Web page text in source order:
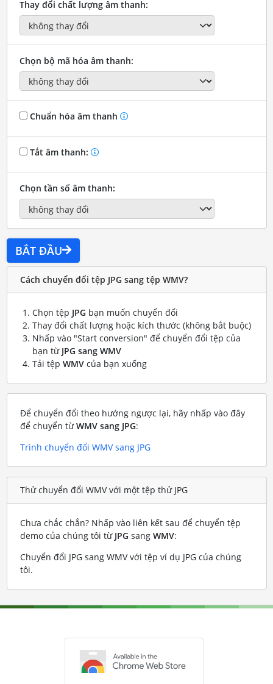
Thay đổi chất lượng âm thanh:
Chọn bộ mã hóa âm thanh:
Chuẩn hóa âm thanh
Tắt âm thanh:
Chọn tần số âm thanh:
BẮT ĐẦU
Cách chuyển đổi tệp JPG sang tệp WMV?
Chọn tệp JPG bạn muốn chuyển đổi
Thay đổi chất lượng hoặc kích thước (không bắt buộc)
Nhấp vào "Start conversion" để chuyển đổi tệp của
bạn từ JPG sang WMV
Tải tệp WMVcủa bạn xuống
Để chuyển đổi theo hướng ngược lại, hãy nhấp vào đây
để chuyển từWMV sang JPG:
Trình chuyển đổi WMV sang JPG
Thử chuyển đổi WMV với một tệp thử JPG
Chưa chắc chắn? Nhấp vào liên kết sau để chuyển tệp
demo của chúng tôi từ JPG sang WMV:
Chuyển đổi JPG sang WMV với tệp ví dụ JPG của chúng
tôi.